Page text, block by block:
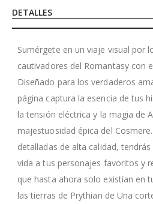
DETALLES
Sumérgete en un viaje visual por
cautivadores del Romantasy con
Diseñado para los verdaderos
página captura la esencia de tus
la tensión eléctrica y la magia de
majestuosidad épica del
detalladas de alta calidad,
vida a tus personajes favoritos y
que hasta ahora solo existían en
las tierras de Prythian de Una